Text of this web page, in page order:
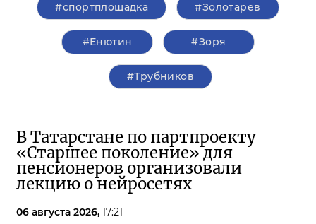
#спортплощадка #Золотарев
#Енютин #Зоря
#Трубников
В Татарстане по партпроекту
«Старшее поколение» для
пенсионеров организовали
лекцию о нейросетях
06 августа 2026, 17:21